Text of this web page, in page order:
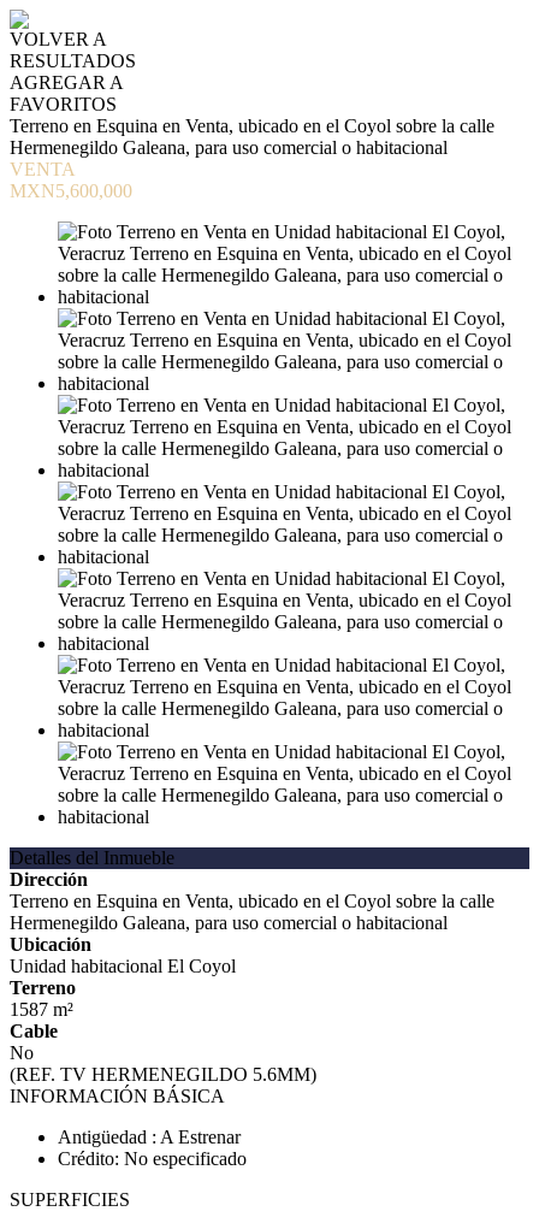
VOLVER A
RESULTADOS
AGREGAR A
FAVORITOS
Terreno en Esquina en Venta, ubicado en el Coyol sobre la calle
Hermenegildo Galeana, para uso comercial o habitacional
VENTA
MXN5,600,000
Detalles del Inmueble
Dirección
Terreno en Esquina en Venta, ubicado en el Coyol sobre la calle
Hermenegildo Galeana, para uso comercial o habitacional
Ubicación
Unidad habitacional El Coyol
Terreno
1587 m²
Cable
No
(REF. TV HERMENEGILDO 5.6MM)
INFORMACIÓN BÁSICA
Antigüedad : A Estrenar
Crédito: No especificado
SUPERFICIES